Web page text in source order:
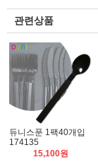
관련상품
듀니스푼 1팩40개입
174135
15,100원